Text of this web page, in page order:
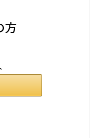
方